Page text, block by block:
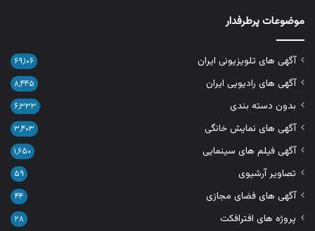
موضوعات پرطرفدار
آگهی های تلویزیونی ایران ۶۹,۱۰۶
آگهی های رادیویی ایران ۸,۴۴۵
بدون دسته بندی ۶,۳۳۳
آگهی های نمایش خانگی ۳,۴۰۳
آگهی فیلم های سینمایی ۱,۶۵۰
تصاویر آرشیوی ۵۹
آگهی های فضای مجازی ۴۴
پروژه های افترافکت ۲۸